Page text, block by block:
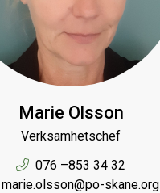
Marie Olsson
Verksamhetschef
076 –853 34 32
marie.olsson@po-skane.org